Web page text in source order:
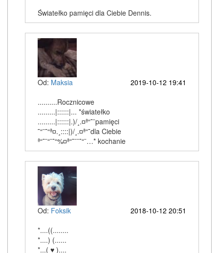
Światełko pamięci dla Ciebie Dennis.
Od: Maksia
2019-10-12 19:41
..........Rocznicowe
.........|::::::|... *światełko
.........|::::::|.)/¸.¤ª“˜¨pamięci
˜“¨˜“ª¤.¸::::|)/¸.¤ª“˜dla Ciebie
ª“˜¨“¨˜“%¤ª“˜¨¨˜“¨…* kochanie
Od: Foksik
2018-10-12 20:51
*....((........
*....) (......
*...( ♥ )....